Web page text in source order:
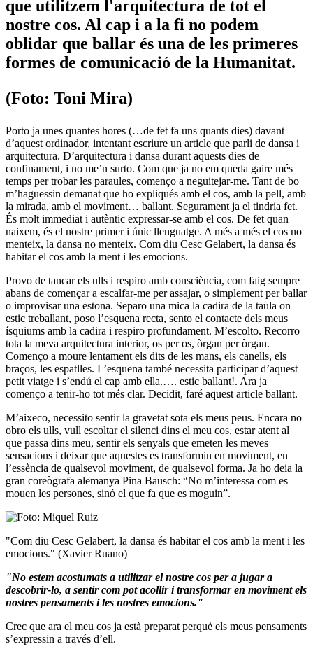
que utilitzem l'arquitectura de tot el
nostre cos. Al cap i a la fi no podem
oblidar que ballar és una de les primeres
formes de comunicació de la Humanitat.
(Foto: Toni Mira)
Porto ja unes quantes hores (…de fet fa uns quants dies) davant
d’aquest ordinador, intentant escriure un article que parli de dansa i
arquitectura. D’arquitectura i dansa durant aquests dies de
confinament, i no me’n surto. Com que ja no em queda gaire més
temps per trobar les paraules, començo a neguitejar-me. Tant de bo
m’haguessin demanat que ho expliqués amb el cos, amb la pell, amb
la mirada, amb el moviment… ballant. Segurament ja el tindria fet.
És molt immediat i autèntic expressar-se amb el cos. De fet quan
naixem, és el nostre primer i únic llenguatge. A més a més el cos no
menteix, la dansa no menteix. Com diu Cesc Gelabert, la dansa és
habitar el cos amb la ment i les emocions.
Provo de tancar els ulls i respiro amb consciència, com faig sempre
abans de començar a escalfar-me per assajar, o simplement per ballar
o improvisar una estona. Separo una mica la cadira de la taula on
estic treballant, poso l’esquena recta, sento el contacte dels meus
ísquiums amb la cadira i respiro profundament. M’escolto. Recorro
tota la meva arquitectura interior, os per os, òrgan per òrgan.
Començo a moure lentament els dits de les mans, els canells, els
braços, les espatlles. L’esquena també necessita participar d’aquest
petit viatge i s’endú el cap amb ella.…. estic ballant!. Ara ja
començo a tenir-ho tot més clar. Decidit, faré aquest article ballant.
M’aixeco, necessito sentir la gravetat sota els meus peus. Encara no
obro els ulls, vull escoltar el silenci dins el meu cos, estar atent al
que passa dins meu, sentir els senyals que emeten les meves
sensacions i deixar que aquestes es transformin en moviment, en
l’essència de qualsevol moviment, de qualsevol forma. Ja ho deia la
gran coreògrafa alemanya Pina Bausch: “No m’interessa com es
mouen les persones, sinó el que fa que es moguin”.
"Com diu Cesc Gelabert, la dansa és habitar el cos amb la ment i les
emocions." (Xavier Ruano)
"No estem acostumats a utilitzar el nostre cos per a jugar a
descobrir-lo, a sentir com pot acollir i transformar en moviment els
nostres pensaments i les nostres emocions."
Crec que ara el meu cos ja està preparat perquè els meus pensaments
s’expressin a través d’ell.